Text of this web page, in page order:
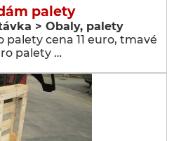
palety
> Obaly, palety
cena 11 euro, tmavé
palety …